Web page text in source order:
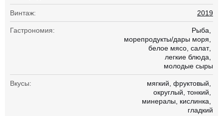
Винтаж: 2019
Гастрономия:
Рыба
морепродукты/дары моря
белое мясо салат
легкие блюда
молодые сыры
Вкусы: мягкий фруктовый
округлый тонкий
минералы
кислинка
гладкий